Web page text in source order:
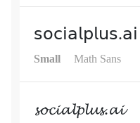
𝗌𝗈𝖼𝗂𝖺𝗅𝗉𝗅𝗎𝗌.𝖺𝗂
Small Math Sans
𝓼𝓸𝓬𝓲𝓪𝓵𝓹𝓵𝓾𝓼.𝓪𝓲